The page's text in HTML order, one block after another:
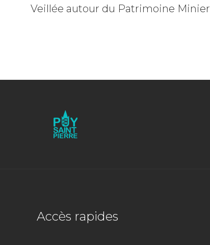
Veillée autour du Patrimoine Minier
Accès rapides